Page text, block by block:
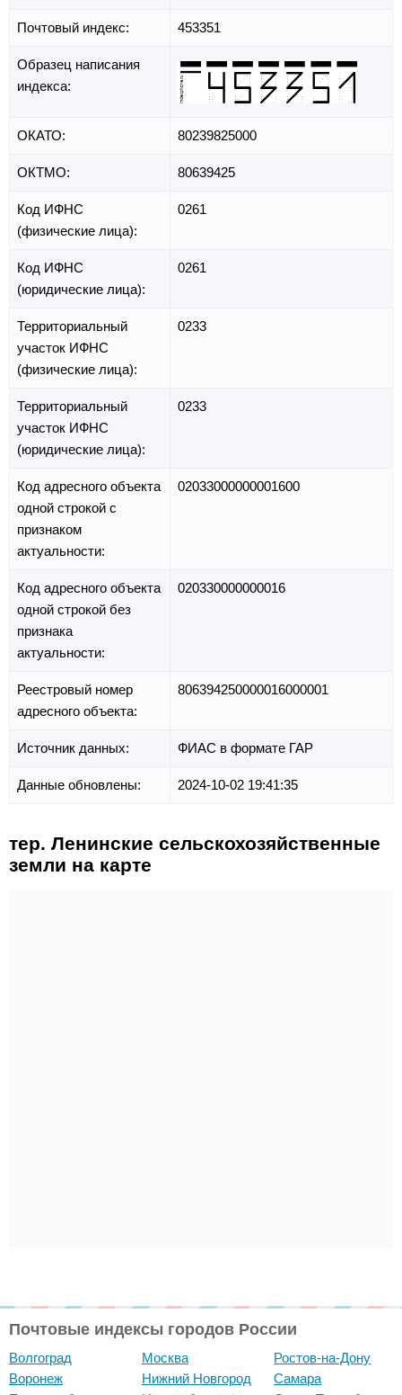
Почтовый индекс: 453351
Образец написания
индекса:
ОКАТО: 80239825000
ОКТМО: 80639425
Код ИФНС
(физические лица):
0261
Код ИФНС
(юридические лица):
0261
Территориальный
участок ИФНС
(физические лица):
0233
Территориальный
участок ИФНС
(юридические лица):
0233
Код адресного объекта
одной строкой с
признаком
актуальности:
02033000000001600
Код адресного объекта
одной строкой без
признака
актуальности:
020330000000016
Реестровый номер
адресного объекта:
806394250000016000001
Источник данных: ФИАС в формате ГАР
Данные обновлены: 2024-10-02 19:41:35
тер. Ленинские сельскохозяйственные
земли на карте
Почтовые индексы городов России
Волгоград
Воронеж
Москва
Нижний Новгород
Ростов-на-Дону
Самара